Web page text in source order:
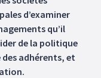
d’examiner
qu’il
de la politique
des adhérents, et